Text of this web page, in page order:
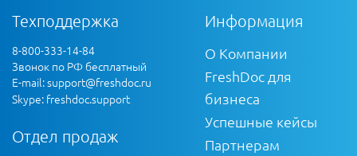
Техподдержка
8-800-333-14-84
Звонок по РФ бесплатный
E-mail:support@freshdoc.ru
Skype: freshdoc.support
Отдел продаж
Информация
О Компании
FreshDoc для
бизнеса
Успешные кейсы
Партнерам